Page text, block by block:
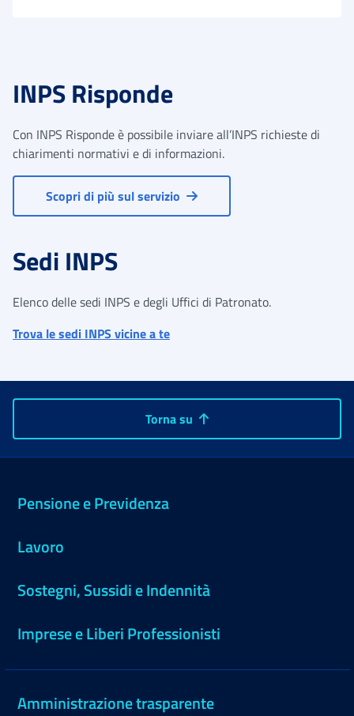
INPS Risponde
Con INPS Risponde è possibile inviare all’INPS richieste di
chiarimenti normativi e di informazioni.
Scopri di più sul servizio
Sedi INPS
Elenco delle sedi INPS e degli Uffici di Patronato.
Trova le sedi INPS vicine a te
Torna su
Pensione e Previdenza
Lavoro
Sostegni, Sussidi e Indennità
Imprese e Liberi Professionisti
Amministrazione trasparente